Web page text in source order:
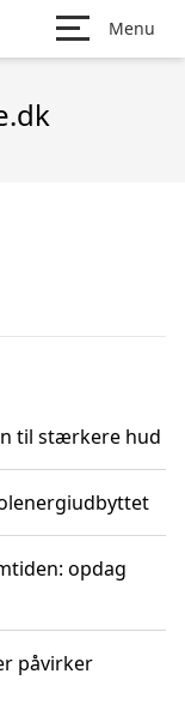
Menu
til stærkere hud
opdag
påvirker